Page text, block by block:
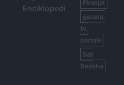
Enciklopedi
Piranjat
gazeta,
tv,
portale
Sali
Berisha